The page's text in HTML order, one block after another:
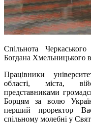
Спільнота Черкаського
Богдана Хмельницького
Працівники
області, міста,
представниками
Борцям за волю
перший проректор
спільному молебні у